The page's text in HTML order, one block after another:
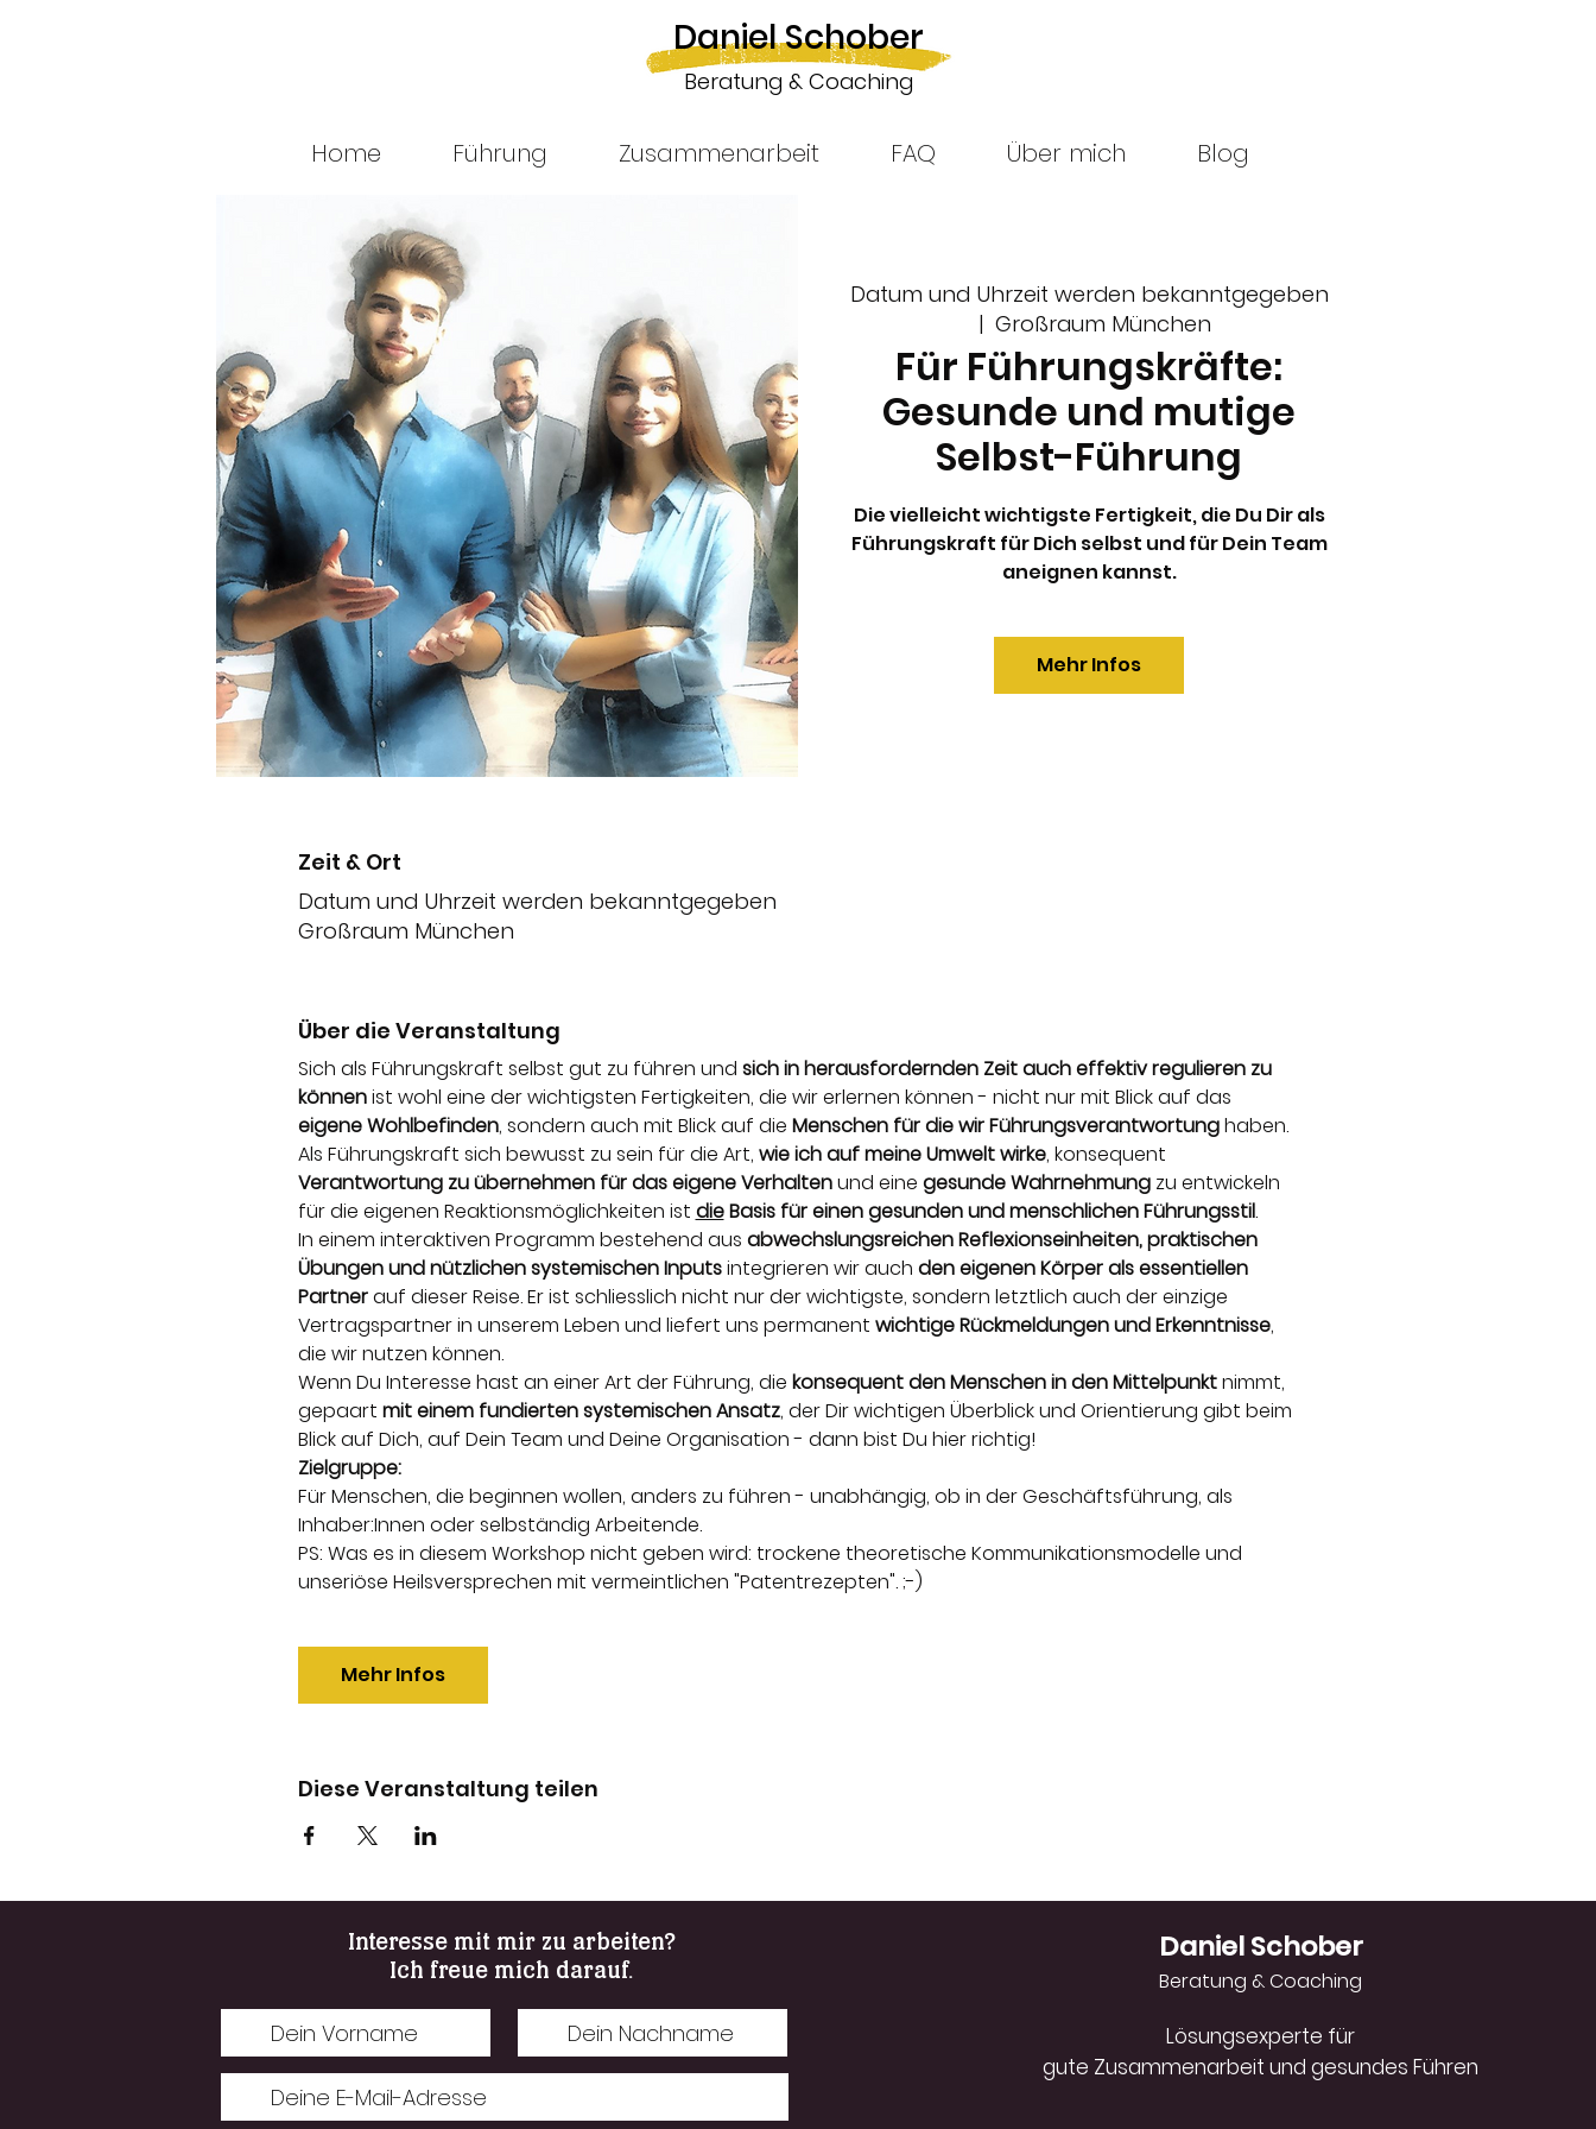
Daniel Schober
Beratung & Coaching
Home Führung Zusammenarbeit FAQ Über mich Blog
Datum und Uhrzeit werden bekanntgegeben
  |
Großraum München
Für Führungskräfte:
Gesunde und mutige
Selbst-Führung
Die vielleicht wichtigste Fertigkeit, die Du Dir als
Führungskraft für Dich selbst und für Dein Team
aneignen kannst.
Mehr Infos
Zeit & Ort
Datum und Uhrzeit werden bekanntgegeben
Großraum München
Über die Veranstaltung
Sich als Führungskraft selbst gut zu führen und sich in herausfordernden Zeit auch effektiv regulieren zu
können ist wohl eine der wichtigsten Fertigkeiten, die wir erlernen können - nicht nur mit Blick auf das
eigene Wohlbefinden, sondern auch mit Blick auf die Menschen für die wir Führungsverantwortung haben.
Als Führungskraft sich bewusst zu sein für die Art, wie ich auf meine Umwelt wirke, konsequent
Verantwortung zu übernehmen für das eigene Verhalten und eine gesunde Wahrnehmung zu entwickeln
für die eigenen Reaktionsmöglichkeiten ist die Basis für einen gesunden und menschlichen Führungsstil.
In einem interaktiven Programm bestehend aus abwechslungsreichen Reflexionseinheiten, praktischen
Übungen und nützlichen systemischen Inputs integrieren wir auch den eigenen Körper als essentiellen
Partner auf dieser Reise. Er ist schliesslich nicht nur der wichtigste, sondern letztlich auch der einzige
Vertragspartner in unserem Leben und liefert uns permanent wichtige Rückmeldungen und Erkenntnisse,
die wir nutzen können.
Wenn Du Interesse hast an einer Art der Führung, die konsequent den Menschen in den Mittelpunkt nimmt,
gepaart mit einem fundierten systemischen Ansatz, der Dir wichtigen Überblick und Orientierung gibt beim
Blick auf Dich, auf Dein Team und Deine Organisation - dann bist Du hier richtig!
Zielgruppe:
Für Menschen, die beginnen wollen, anders zu führen - unabhängig, ob in der Geschäftsführung, als
Inhaber:Innen oder selbständig Arbeitende.
PS: Was es in diesem Workshop nicht geben wird: trockene theoretische Kommunikationsmodelle und
unseriöse Heilsversprechen mit vermeintlichen "Patentrezepten". ;-)
Mehr Infos
Diese Veranstaltung teilen
Interesse mit mir zu arbeiten?
Ich freue mich darauf.
Daniel Schober
Beratung & Coaching
Lösungsexperte für
gute Zusammenarbeit und gesundes Führen